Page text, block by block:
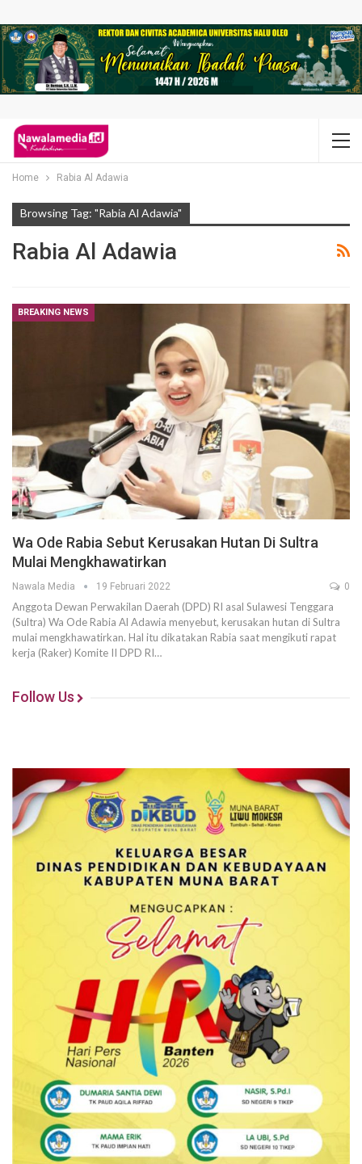
Home Rabia Al Adawia
Browsing Tag: "Rabia Al Adawia"
Rabia Al Adawia
BREAKING NEWS
Wa Ode Rabia Sebut Kerusakan Hutan Di Sultra
Mulai Mengkhawatirkan
Nawala Media 19 Februari 2022 0
Anggota Dewan Perwakilan Daerah (DPD) RI asal Sulawesi Tenggara
(Sultra) Wa Ode Rabia Al Adawia menyebut, kerusakan hutan di Sultra
mulai mengkhawatirkan. Hal itu dikatakan Rabia saat mengikuti rapat
kerja (Raker) Komite II DPD RI…
Follow Us